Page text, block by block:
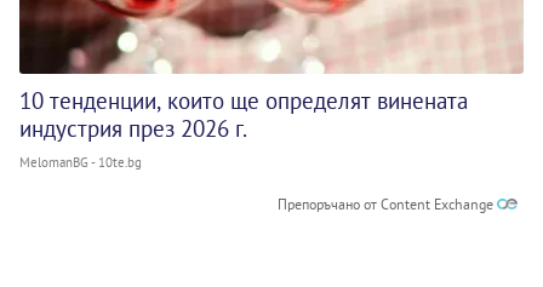
10 тенденции, които ще определят винената
индустрия през 2026 г.
MelomanBG - 10te.bg
Препоръчано от Content Exchange